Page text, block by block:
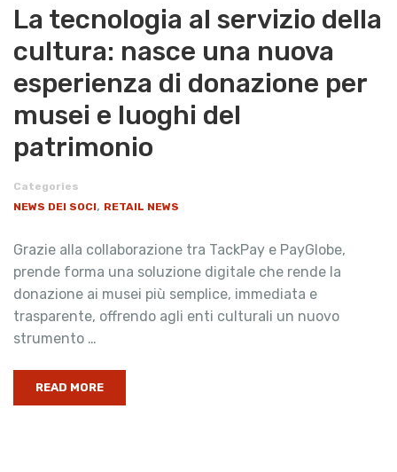
La tecnologia al servizio della
cultura: nasce una nuova
esperienza di donazione per
musei e luoghi del
patrimonio
Categories
NEWS DEI SOCI, RETAIL NEWS
Grazie alla collaborazione tra TackPay e PayGlobe,
prende forma una soluzione digitale che rende la
donazione ai musei più semplice, immediata e
trasparente, offrendo agli enti culturali un nuovo
strumento …
READ MORE